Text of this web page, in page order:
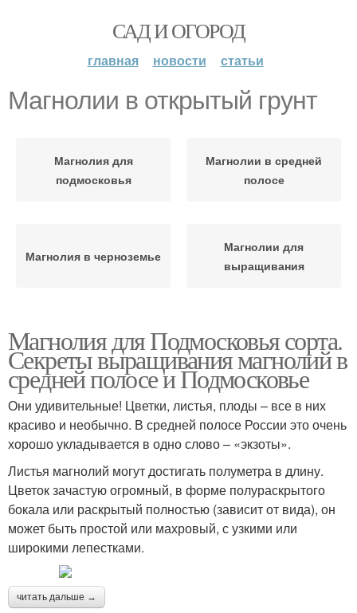
САД И ОГОРОД
главная новости статьи
Магнолии в открытый грунт
Магнолия для
подмосковья
Магнолии в средней
полосе
Магнолия в черноземье
Магнолии для
выращивания
Магнолия для Подмосковья сорта.
Секреты выращивания магнолий в
средней полосе и Подмосковье
Они удивительные! Цветки, листья, плоды – все в них
красиво и необычно. В средней полосе России это очень
хорошо укладывается в одно слово – «экзоты».
Листья магнолий могут достигать полуметра в длину.
Цветок зачастую огромный, в форме полураскрытого
бокала или раскрытый полностью (зависит от вида), он
может быть простой или махровый, с узкими или
широкими лепестками.
читать дальше →